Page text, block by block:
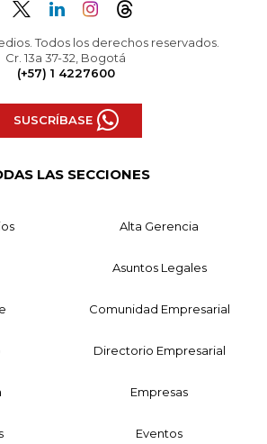
Todos los derechos reservados.
Cr. 13a 37-32, Bogotá
(+57) 1 4227600
SUSCRÍBASE
LAS SECCIONES
Alta Gerencia
Asuntos Legales
Comunidad Empresarial
Directorio Empresarial
Empresas
Eventos